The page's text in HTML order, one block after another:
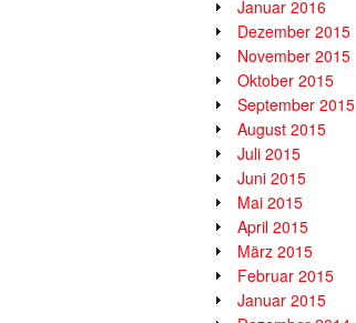
Januar 2016
Dezember 2015
November 2015
Oktober 2015
September 2015
August 2015
Juli 2015
Juni 2015
Mai 2015
April 2015
März 2015
Februar 2015
Januar 2015